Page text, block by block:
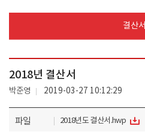
결산서
2018년 결산서
박준영 2019-03-27 10:12:29
파일 2018년도 결산서.hwp